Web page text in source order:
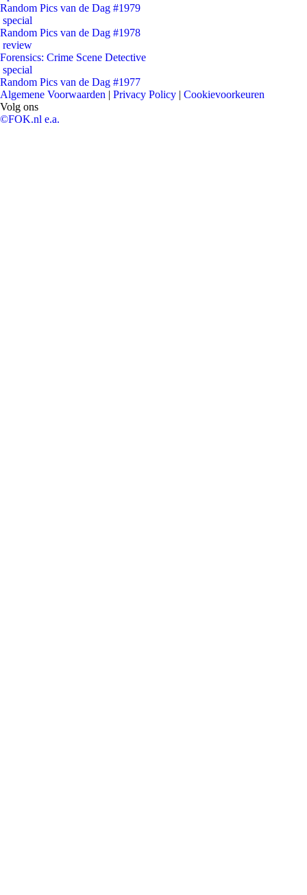
Random Pics van de Dag #1979
special
Random Pics van de Dag #1978
review
Forensics: Crime Scene Detective
special
Random Pics van de Dag #1977
Algemene Voorwaarden | Privacy Policy | Cookievoorkeuren
Volg ons
©FOK.nl e.a.